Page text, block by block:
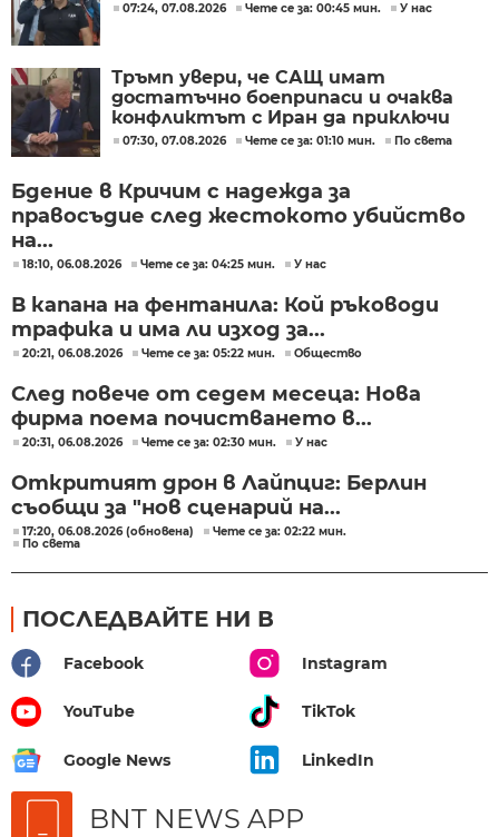
07:24, 07.08.2026 Чете се за: 00:45 мин. У нас
Тръмп увери, че САЩ имат
достатъчно боеприпаси и очаква
конфликтът с Иран да приключи
скоро
07:30, 07.08.2026 Чете се за: 01:10 мин. По света
Бдение в Кричим с надежда за
правосъдие след жестокото убийство
на...
18:10, 06.08.2026 Чете се за: 04:25 мин. У нас
В капана на фентанила: Кой ръководи
трафика и има ли изход за...
20:21, 06.08.2026 Чете се за: 05:22 мин. Общество
След повече от седем месеца: Нова
фирма поема почистването в...
20:31, 06.08.2026 Чете се за: 02:30 мин. У нас
Откритият дрон в Лайпциг: Берлин
съобщи за "нов сценарий на...
17:20, 06.08.2026 (обновена)
Чете се за: 02:22 мин.
По света
ПОСЛЕДВАЙТЕ НИ В
Facebook Instagram
YouTube TikTok
Google News LinkedIn
BNT NEWS APP